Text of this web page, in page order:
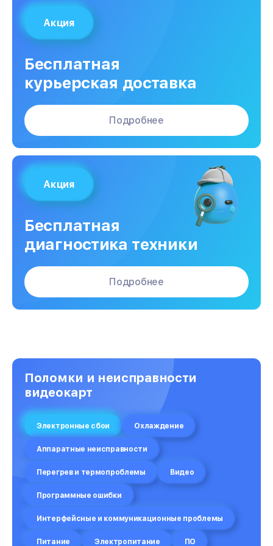
Акция
Бесплатная
курьерская доставка
Подробнее
Акция
Бесплатная
диагностика техники
Подробнее
Поломки и неисправности
видеокарт
Электронные сбои Охлаждение
Аппаратные неисправности
Перегрев и термопроблемы Видео
Программные ошибки
Интерфейсные и коммуникационные проблемы
Питание Электропитание ПО